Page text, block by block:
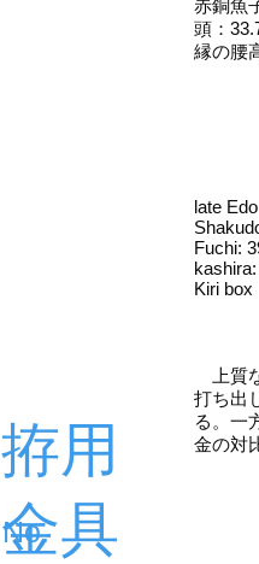
赤銅魚
頭：
縁の腰
late Edo
Fuchi:
Kiri box
拵用
金具
​No.
上質
打ち出
る。一
金の対